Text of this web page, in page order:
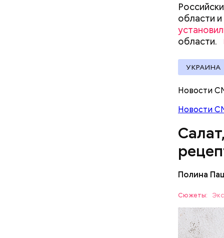
области
области.
УКРАИНА
Новости
Новости
Полина
Сюжеты:
ЕДА
Вред
претендовать и какие нужны